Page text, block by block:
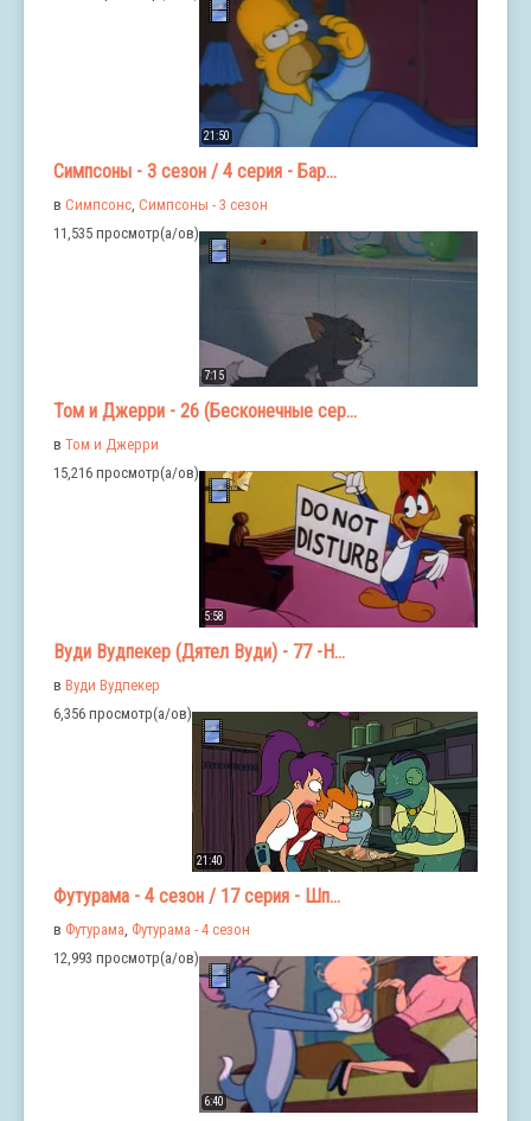
21:50
Симпсоны - 3 сезон / 4 серия - Бар...
в Симпсонс Симпсоны - 3 сезон
11,535 просмотр(а/ов)
7:15
Том и Джерри - 26 (Бесконечные сер...
в Том и Джерри
15,216 просмотр(а/ов)
5:58
Вуди Вудпекер (Дятел Вуди) - 77 -Н...
в Вуди Вудпекер
6,356 просмотр(а/ов)
21:40
Футурама - 4 сезон / 17 серия - Шп...
в Футурама Футурама - 4 сезон
12,993 просмотр(а/ов)
6:40